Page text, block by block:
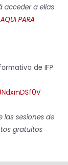
acceder a ellas
PARA
de IFP
sesiones de
gratuitos